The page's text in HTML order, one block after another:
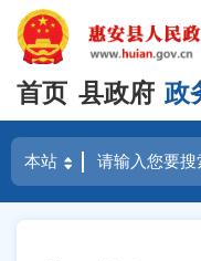
首页 县政府 政